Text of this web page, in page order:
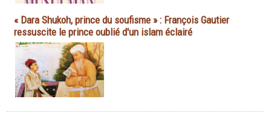
« Dara Shukoh, prince du soufisme » : François Gautier
ressuscite le prince oublié d'un islam éclairé